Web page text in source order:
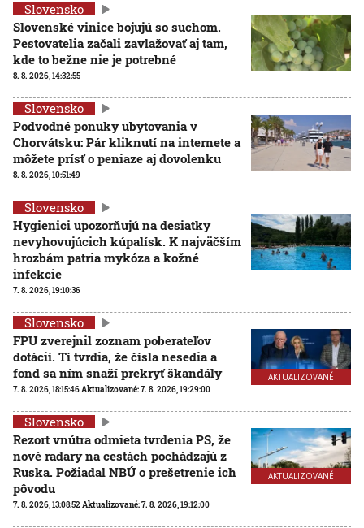
Slovensko
Slovenské vinice bojujú so suchom.
Pestovatelia začali zavlažovať aj tam,
kde to bežne nie je potrebné
8. 8. 2026, 14:32:55
Slovensko
Podvodné ponuky ubytovania v
Chorvátsku: Pár kliknutí na internete a
môžete prísť o peniaze aj dovolenku
8. 8. 2026, 10:51:49
Slovensko
Hygienici upozorňujú na desiatky
nevyhovujúcich kúpalísk. K najväčším
hrozbám patria mykóza a kožné
infekcie
7. 8. 2026, 19:10:36
AKTUALIZOVANÉ
Slovensko
FPU zverejnil zoznam poberateľov
dotácií. Tí tvrdia, že čísla nesedia a
fond sa ním snaží prekryť škandály
7. 8. 2026, 18:15:46Aktualizované:7. 8. 2026, 19:29:00
AKTUALIZOVANÉ
Slovensko
Rezort vnútra odmieta tvrdenia PS, že
nové radary na cestách pochádzajú z
Ruska. Požiadal NBÚ o prešetrenie ich
pôvodu
7. 8. 2026, 13:08:52Aktualizované:7. 8. 2026, 19:12:00